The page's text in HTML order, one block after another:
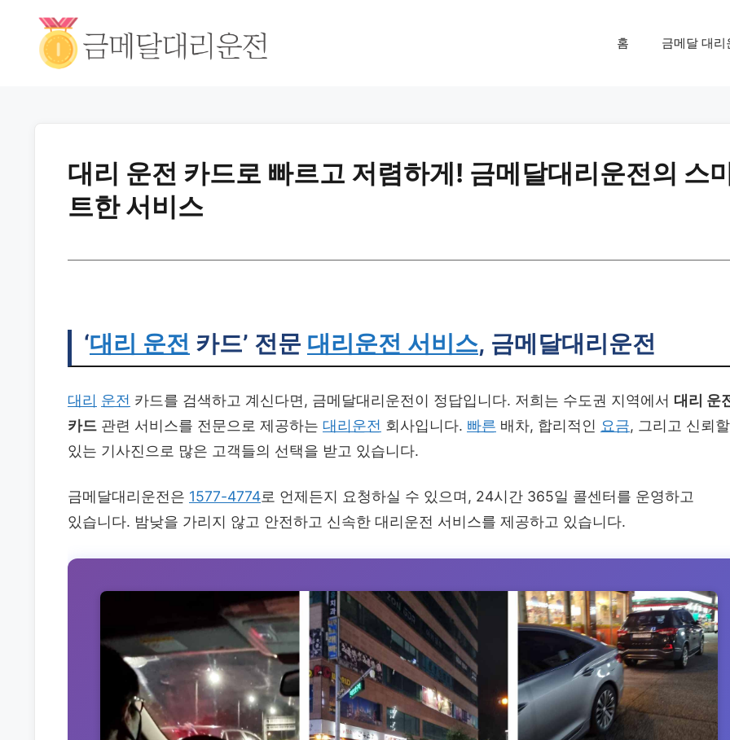
홈 금메달 대리
대리 운전 카드로 빠르고 저렴하게! 금메달대리운전의 스
트한 서비스
‘대리 운전 카드’ 전문 대리운전 서비스, 금메달대리운전
대리 운전 카드를 검색하고 계신다면, 금메달대리운전이 정답입니다. 저희는 수도권 지역에서 대리 운
카드 관련 서비스를 전문으로 제공하는 대리운전 회사입니다. 빠른 배차, 합리적인 요금, 그리고 신뢰
있는 기사진으로 많은 고객들의 선택을 받고 있습니다.
금메달대리운전은 1577-4774로 언제든지 요청하실 수 있으며, 24시간 365일 콜센터를 운영하고
있습니다. 밤낮을 가리지 않고 안전하고 신속한 대리운전 서비스를 제공하고 있습니다.